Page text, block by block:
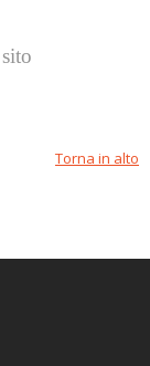
Torna in alto